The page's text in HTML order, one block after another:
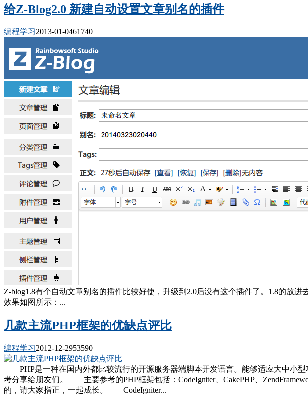
给Z-Blog2.0 新建自动设置文章别名的插件
编程学习2013-01-0461740
Z-blog1.8有个自动文章别名的插件比较好使，升级到2.0后没有这个插件了。1.8的放
效果如图所示：...
几款主流PHP框架的优缺点评比
编程学习2012-12-2953590
PHP是一种在国内外都比较流行的开源服务器端脚本开发语言。能够适应大中小型
考分享给朋友们。 主要参考的PHP框架包括：CodeIgniter、CakePHP、
的，请大家指正，一起成长。 CodeIgniter...